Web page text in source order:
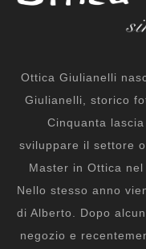
Ottica Giulianelli
Giulianelli, storico
Cinquanta
sviluppare il settore
Master in Ottica
Nello stesso anno
di Alberto. Dopo
negozio e